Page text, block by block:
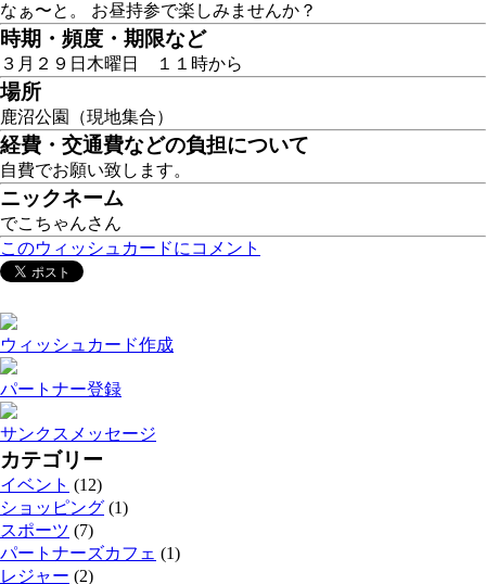
なぁ〜と。 お昼持参で楽しみませんか？
時期・頻度・期限など
３月２９日木曜日 １１時から
場所
鹿沼公園（現地集合）
経費・交通費などの負担について
自費でお願い致します。
ニックネーム
でこちゃんさん
このウィッシュカードにコメント
ウィッシュカード作成
パートナー登録
サンクスメッセージ
カテゴリー
イベント (12)
ショッピング (1)
スポーツ (7)
パートナーズカフェ (1)
レジャー (2)